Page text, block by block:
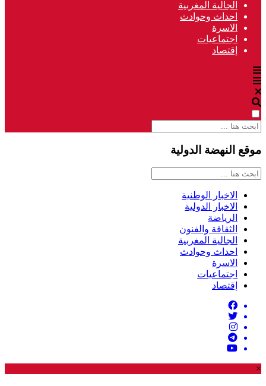
الجالية المغربية
احداث وحوادث
الاسرة
اجتماعيات
إقتصاد
موقع النهضة الدولية
الاخبار الوطنية
الاخبار الدولية
الرياضة
الثقافة والفنون
الجالية المغربية
احداث وحوادث
الاسرة
اجتماعيات
إقتصاد
×